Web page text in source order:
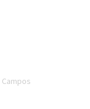
Campos